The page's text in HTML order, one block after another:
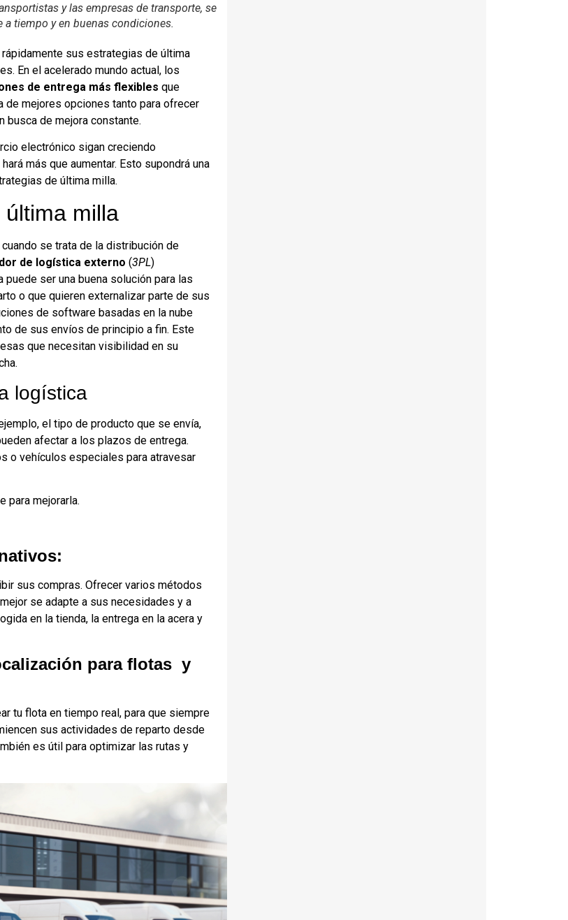
y las empresas de transporte, se
a tiempo y en buenas condiciones.
sus estrategias de última
En el acelerado mundo actual, los
de entrega más flexibles que
de mejores opciones tanto para ofrecer
busca de mejora constante.
electrónico sigan creciendo
más que aumentar. Esto supondrá una
de última milla.
milla
se trata de la distribución de
de logística externo (3PL)
ser una buena solución para las
o que quieren externalizar parte de sus
de software basadas en la nube
de sus envíos de principio a fin. Este
que necesitan visibilidad en su
logística
el tipo de producto que se envía,
afectar a los plazos de entrega.
o vehículos especiales para atravesar
para mejorarla.
sus compras. Ofrecer varios métodos
se adapte a sus necesidades y a
en la tienda, la entrega en la acera y
para flotas y
tu flota en tiempo real, para que siempre
sus actividades de reparto desde
es útil para optimizar las rutas y